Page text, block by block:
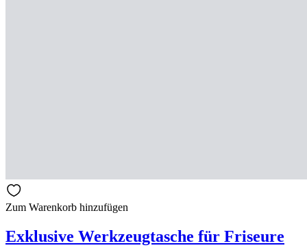
Zum Warenkorb hinzufügen
Exklusive Werkzeugtasche für Friseure